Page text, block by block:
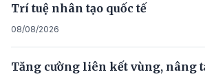
Trí tuệ nhân tạo quốc tế
08/08/2026
Tăng cường liên kết vùng, nâng